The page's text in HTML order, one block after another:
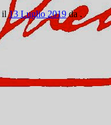
il13 Luglio 2019da.